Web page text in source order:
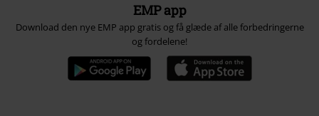
EMP app
Download den nye EMP app gratis og få glæde af alle forbedringerne
og fordelene!